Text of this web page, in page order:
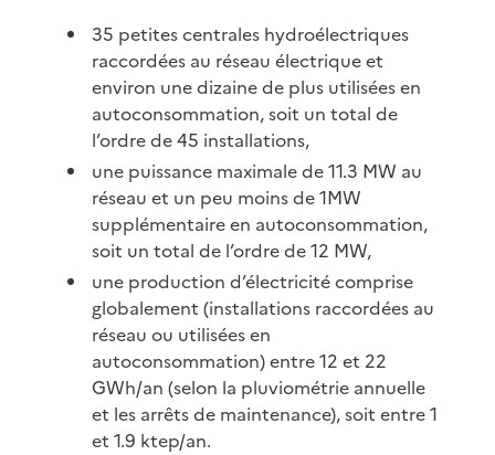
35 petites centrales hydroélectriques
raccordées au réseau électrique et
environ une dizaine de plus utilisées en
autoconsommation, soit un total de
l’ordre de 45 installations,
une puissance maximale de 11.3 MW au
réseau et un peu moins de 1MW
supplémentaire en autoconsommation,
soit un total de l’ordre de 12 MW,
une production d’électricité comprise
globalement (installations raccordées au
réseau ou utilisées en
autoconsommation) entre 12 et 22
GWh/an (selon la pluviométrie annuelle
et les arrêts de maintenance), soit entre 1
et 1.9 ktep/an.